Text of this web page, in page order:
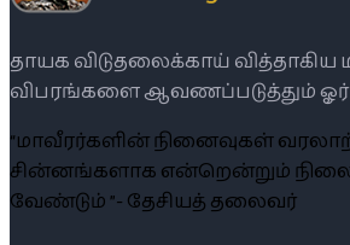
தாயக விடுதலைக்காய் வித்தாகிய
விபரங்களை ஆவணப்படுத்தும் ஓர்
“மாவீரர்களின் நினைவுகள்
சின்னங்களாக என்றென்றும்
வேண்டும் ”- தேசியத் தலைவர்